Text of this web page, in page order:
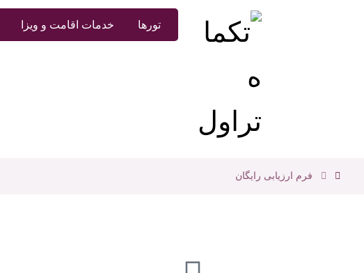
تورها خدمات اقامت و ویزا
فرم ارزیابی رایگان